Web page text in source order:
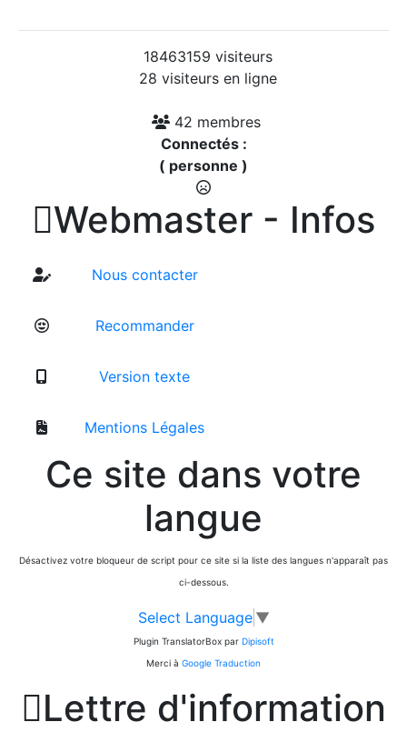
18463159 visiteurs
28 visiteurs en ligne
42 membres
Connectés :
( personne )
Webmaster - Infos
Nous contacter
Recommander
Version texte
Mentions Légales
Ce site dans votre
langue
Désactivez votre bloqueur de script pour ce site si la liste des langues n'apparaît pas
ci-dessous.
Select Language ▼
Plugin TranslatorBox par Dipisoft
Merci à Google Traduction
Lettre d'information